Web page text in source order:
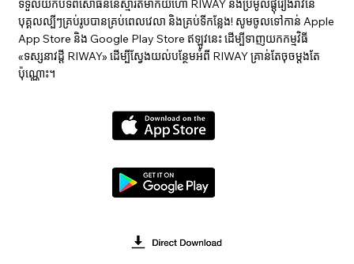
ទទួលយកបទពិសោធន៍នៃស្មារតីម៉ាកយីហោ RIWAY និងប្រមូលផ្តុំរឿងរ៉ាវនៃ
បុគ្គលល្បីៗគ្រប់រូបបានគ្រប់ពេលវេលា និងគ្រប់ទីកន្លែង! សូមចូលទៅកាន់ Apple
App Store និង Google Play Store ឥឡូវនេះ ដើម្បីទាញយកកម្មវិធី
«ទស្សនាវ​ដ្ដី RIWAY» ដើម្បីស្វែងយល់បន្ថែមអំពី RIWAY គ្រាន់តែចុចម្តងតែ
ប៉ុណ្ណោះ។